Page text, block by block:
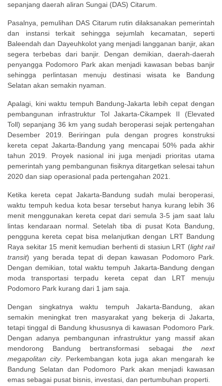
sepanjang daerah aliran Sungai (DAS) Citarum.
Pasalnya, pemulihan DAS Citarum rutin dilaksanakan pemerintah
dan instansi terkait sehingga sejumlah kecamatan, seperti
Baleendah dan Dayeuhkolot yang menjadi langganan banjir, akan
segera terbebas dari banjir. Dengan demikian, daerah-daerah
penyangga Podomoro Park akan menjadi kawasan bebas banjir
sehingga perlintasan menuju destinasi wisata ke Bandung
Selatan akan semakin nyaman.
Apalagi, kini waktu tempuh Bandung-Jakarta lebih cepat dengan
pembangunan infrastruktur Tol Jakarta-Cikampek II (Elevated
Toll) sepanjang 36 km yang sudah beroperasi sejak pertengahan
Desember 2019. Beriringan pula dengan progres konstruksi
kereta cepat Jakarta-Bandung yang mencapai 50% pada akhir
tahun 2019. Proyek nasional ini juga menjadi prioritas utama
pemerintah yang pembangunan fisiknya ditargetkan selesai tahun
2020 dan siap operasional pada pertengahan 2021.
Ketika kereta cepat Jakarta-Bandung sudah mulai beroperasi,
waktu tempuh kedua kota besar tersebut hanya kurang lebih 36
menit menggunakan kereta cepat dari semula 3-5 jam saat lalu
lintas kendaraan normal. Setelah tiba di pusat Kota Bandung,
pengguna kereta cepat bisa melanjutkan dengan LRT Bandung
Raya sekitar 15 menit kemudian berhenti di stasiun LRT (light rail
transit) yang berada tepat di depan kawasan Podomoro Park.
Dengan demikian, total waktu tempuh Jakarta-Bandung dengan
moda transportasi terpadu kereta cepat dan LRT menuju
Podomoro Park kurang dari 1 jam saja.
Dengan singkatnya waktu tempuh Jakarta-Bandung, akan
semakin meningkat tren masyarakat yang bekerja di Jakarta,
tetapi tinggal di Bandung khususnya di kawasan Podomoro Park.
Dengan adanya pembangunan infrastruktur yang massif akan
mendorong Bandung bertransformasi sebagai the next
megapolitan city. Perkembangan kota juga akan mengarah ke
Bandung Selatan dan Podomoro Park akan menjadi kawasan
emas sebagai pusat bisnis, investasi, dan pertumbuhan properti.